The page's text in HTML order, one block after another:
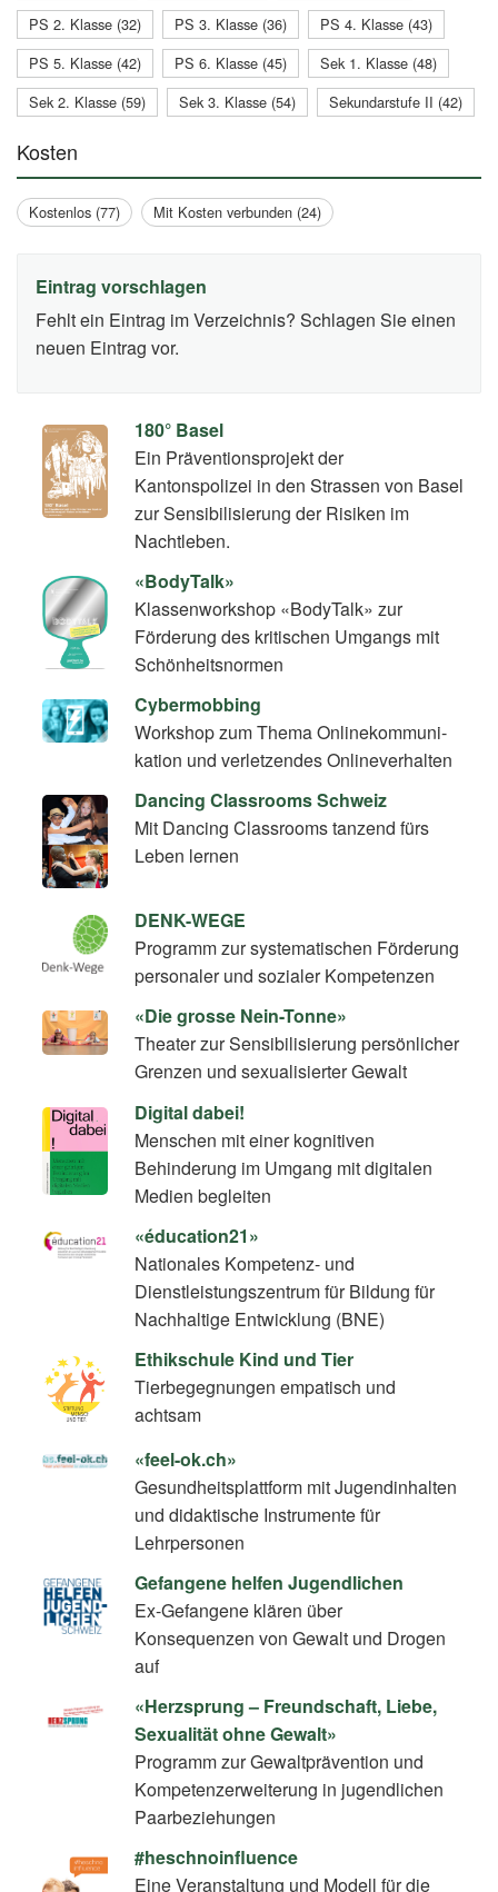
180° Basel
Ein Präventionsprojekt der
Kantonspolizei in den Strassen von Basel
zur Sensibilisierung der Risiken im
Nachtleben.
«BodyTalk»
Klassenworkshop «BodyTalk» zur
Förderung des kritischen Umgangs mit
Schönheitsnormen
Cybermobbing
Workshop zum Thema On­line­kom­mu­ni­
ka­ti­on und verletzendes Onlineverhalten
Dancing Classrooms Schweiz
Mit Dancing Classrooms tanzend fürs
Leben lernen
DENK-WEGE
Programm zur systematischen Förderung
personaler und sozialer Kompetenzen
«Die grosse Nein-Tonne»
Theater zur Sensibilisierung persönlicher
Grenzen und sexualisierter Gewalt
Digital dabei!
Menschen mit einer kognitiven
Behinderung im Umgang mit digitalen
Medien begleiten
«éducation21»
Nationales Kompetenz- und
Dienstleistungszentrum für Bildung für
Nachhaltige Entwicklung (BNE)
Ethikschule Kind und Tier
Tierbegegnungen empatisch und
achtsam
«feel-ok.ch»
Gesundheitsplattform mit Jugendinhalten
und didaktische Instrumente für
Lehrpersonen
Gefangene helfen Jugendlichen
Ex-Gefangene klären über
Konsequenzen von Gewalt und Drogen
auf
«Herzsprung – Freundschaft, Liebe,
Sexualität ohne Gewalt»
Programm zur Gewaltprävention und
Kompetenzerweiterung in jugendlichen
Paarbeziehungen
#heschnoinfluence
Eine Veranstaltung und Modell für die
PS 2. Klasse (32)
PS 3. Klasse (36)
PS 4. Klasse (43)
PS 5. Klasse (42)
PS 6. Klasse (45)
Sek 1. Klasse (48)
Sek 2. Klasse (59)
Sek 3. Klasse (54) Sekundarstufe II (42)
Kosten
Kostenlos (77) Mit Kosten verbunden (24)
Eintrag vorschlagen
Fehlt ein Eintrag im Verzeichnis? Schlagen Sie einen
neuen Eintrag vor.